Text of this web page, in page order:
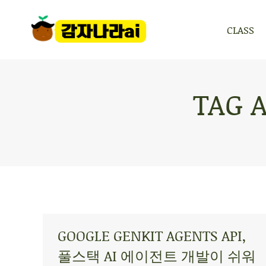
CLASS
TAG
GOOGLE GENKIT AGENTS API,
풀스택 AI 에이전트 개발이 쉬워